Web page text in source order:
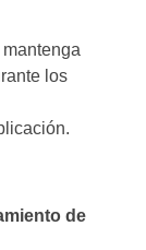
los
de